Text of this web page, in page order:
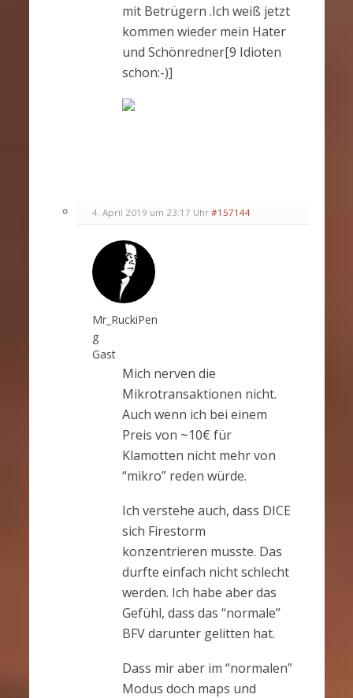
mit Betrügern .Ich weiß jetzt
kommen wieder mein Hater
und Schönredner[9 Idioten
schon:-)]
4. April 2019 um 23:17 Uhr #157144
Mr_RuckiPen
g
Gast
Mich nerven die
Mikrotransaktionen nicht.
Auch wenn ich bei einem
Preis von ~10€ für
Klamotten nicht mehr von
“mikro” reden würde.
Ich verstehe auch, dass DICE
sich Firestorm
konzentrieren musste. Das
durfte einfach nicht schlecht
werden. Ich habe aber das
Gefühl, dass das “normale”
BFV darunter gelitten hat.
Dass mir aber im “normalen”
Modus doch maps und